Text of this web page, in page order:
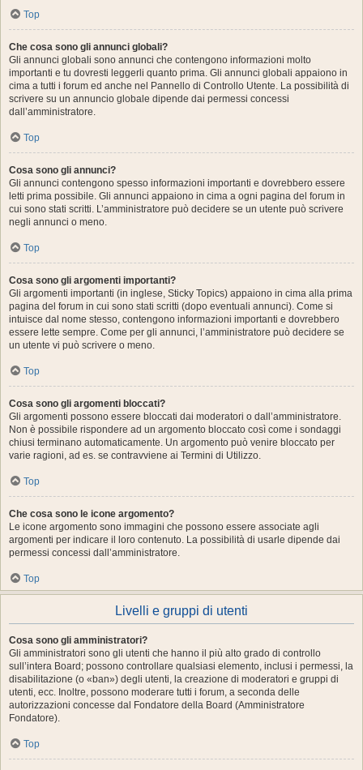
Top
Che cosa sono gli annunci globali?
Gli annunci globali sono annunci che contengono informazioni molto
importanti e tu dovresti leggerli quanto prima. Gli annunci globali appaiono in
cima a tutti i forum ed anche nel Pannello di Controllo Utente. La possibilità di
scrivere su un annuncio globale dipende dai permessi concessi
dall’amministratore.
Top
Cosa sono gli annunci?
Gli annunci contengono spesso informazioni importanti e dovrebbero essere
letti prima possibile. Gli annunci appaiono in cima a ogni pagina del forum in
cui sono stati scritti. L’amministratore può decidere se un utente può scrivere
negli annunci o meno.
Top
Cosa sono gli argomenti importanti?
Gli argomenti importanti (in inglese, Sticky Topics) appaiono in cima alla prima
pagina del forum in cui sono stati scritti (dopo eventuali annunci). Come si
intuisce dal nome stesso, contengono informazioni importanti e dovrebbero
essere lette sempre. Come per gli annunci, l’amministratore può decidere se
un utente vi può scrivere o meno.
Top
Cosa sono gli argomenti bloccati?
Gli argomenti possono essere bloccati dai moderatori o dall’amministratore.
Non è possibile rispondere ad un argomento bloccato così come i sondaggi
chiusi terminano automaticamente. Un argomento può venire bloccato per
varie ragioni, ad es. se contravviene ai Termini di Utilizzo.
Top
Che cosa sono le icone argomento?
Le icone argomento sono immagini che possono essere associate agli
argomenti per indicare il loro contenuto. La possibilità di usarle dipende dai
permessi concessi dall’amministratore.
Top
Livelli e gruppi di utenti
Cosa sono gli amministratori?
Gli amministratori sono gli utenti che hanno il più alto grado di controllo
sull’intera Board; possono controllare qualsiasi elemento, inclusi i permessi, la
disabilitazione (o «ban») degli utenti, la creazione di moderatori e gruppi di
utenti, ecc. Inoltre, possono moderare tutti i forum, a seconda delle
autorizzazioni concesse dal Fondatore della Board (Amministratore
Fondatore).
Top